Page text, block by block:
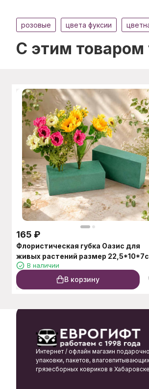
розовые цвета фуксии
C этим
165 ₽
Флористическая губка Оазис для
живых растений размер
В наличии
В корзину
Интернет / офлайн магазин
упаковки, пакетов,
грязесборных ковриков в Хабаровске